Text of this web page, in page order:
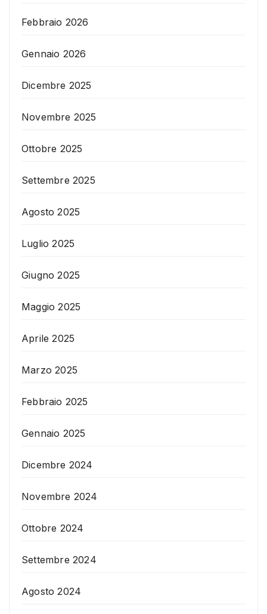
Febbraio 2026
Gennaio 2026
Dicembre 2025
Novembre 2025
Ottobre 2025
Settembre 2025
Agosto 2025
Luglio 2025
Giugno 2025
Maggio 2025
Aprile 2025
Marzo 2025
Febbraio 2025
Gennaio 2025
Dicembre 2024
Novembre 2024
Ottobre 2024
Settembre 2024
Agosto 2024